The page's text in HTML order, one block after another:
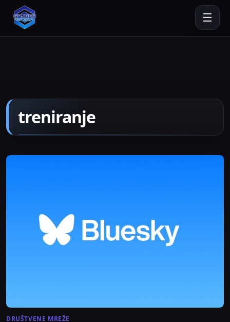
☰
treniranje
DRUŠTVENE MREŽE